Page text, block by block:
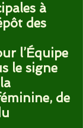
à
des
l’Équipe
le signe
de